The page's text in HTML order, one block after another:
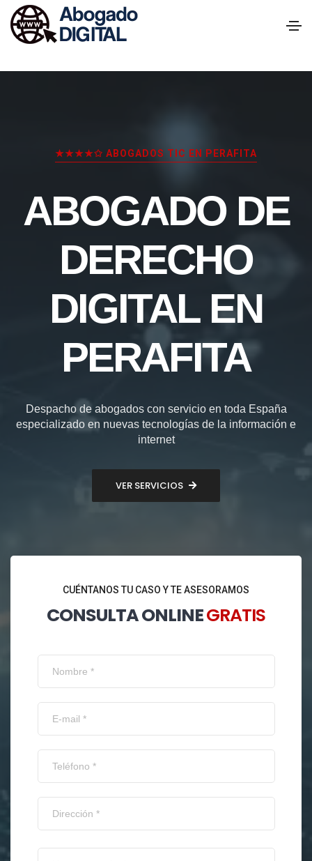
★★★★✩ ABOGADOS TIC EN PERAFITA
ABOGADO DE
DERECHO
DIGITAL EN
PERAFITA
Despacho de abogados con servicio en toda España
especializado en nuevas tecnologías de la información e
internet
VER SERVICIOS
CUÉNTANOS TU CASO Y TE ASESORAMOS
CONSULTA ONLINEGRATIS